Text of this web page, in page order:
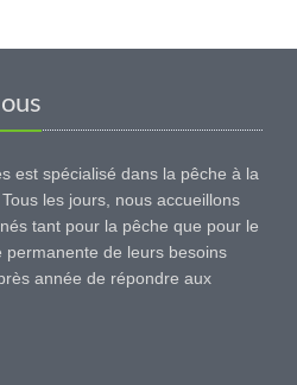
est spécialisé dans la pêche à la
les jours, nous accueillons
tant pour la pêche que pour le
permanente de leurs besoins
année de répondre aux